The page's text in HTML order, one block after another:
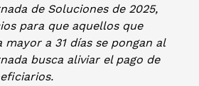
de Soluciones de 2025,
para que aquellos que
mayor a 31 días se pongan al
busca aliviar el pago de